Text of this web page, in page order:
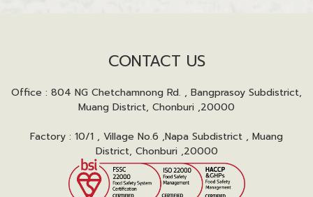
CONTACT US
Office : 804 NG Chetchamnong Rd. , Bangprasoy Subdistrict,
Muang District, Chonburi ,20000
Factory : 10/1 , Village No.6 ,Napa Subdistrict , Muang
District, Chonburi ,20000